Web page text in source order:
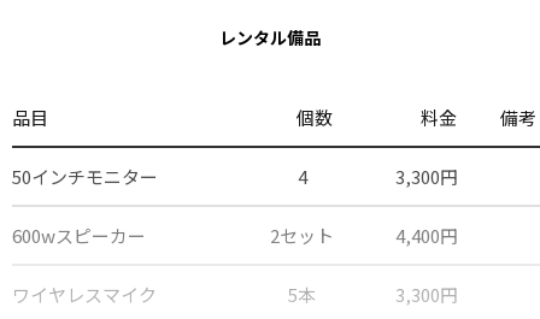
レンタル備品
品目 個数 料金 備考
50インチモニター 4 3,300円
600wスピーカー 2セット 4,400円
ワイヤレスマイク 5本 3,300円